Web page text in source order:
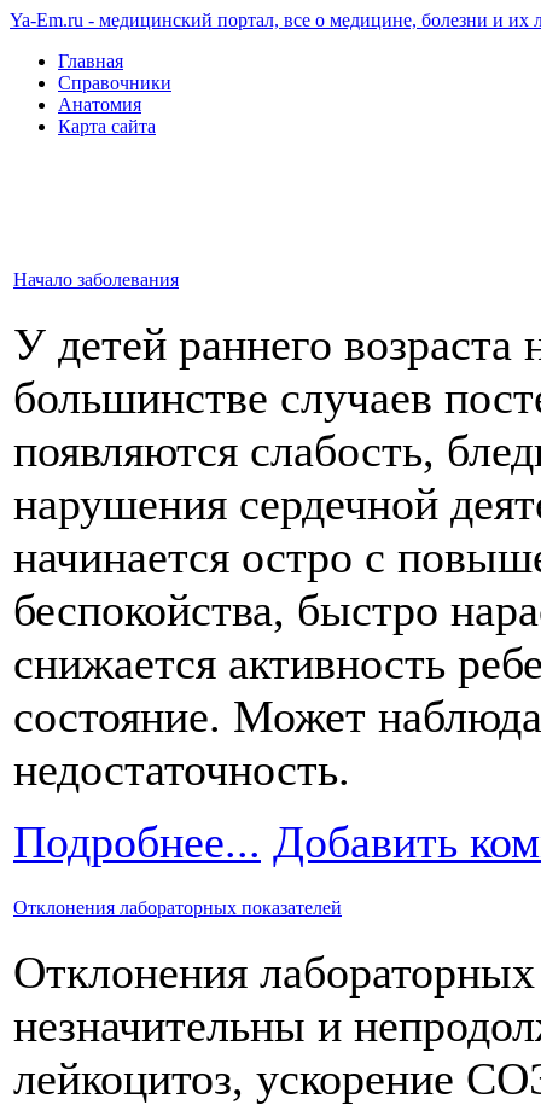
Ya-Em.ru - медицинский портал, все о медицине, болезни и их
Главная
Справочники
Анатомия
Карта сайта
Начало заболевания
У детей раннего возраста
большинстве случаев
появляются слабость,
нарушения сердечной
начинается остро с
беспокойства, быстро
снижается активность
состояние. Может
недостаточность.
Подробнее... Добавить
Отклонения лабораторных показателей
Отклонения
незначительны и
лейкоцитоз, ускорение